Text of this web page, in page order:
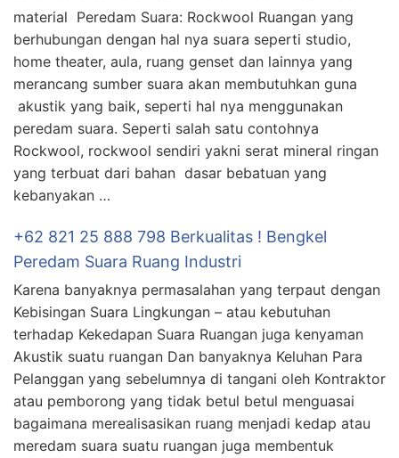
material Peredam Suara: Rockwool Ruangan yang
berhubungan dengan hal nya suara seperti studio,
home theater, aula, ruang genset dan lainnya yang
merancang sumber suara akan membutuhkan guna
akustik yang baik, seperti hal nya menggunakan
peredam suara. Seperti salah satu contohnya
Rockwool, rockwool sendiri yakni serat mineral ringan
yang terbuat dari bahan dasar bebatuan yang
kebanyakan …
+62 821 25 888 798 Berkualitas ! Bengkel
Peredam Suara Ruang Industri
Karena banyaknya permasalahan yang terpaut dengan
Kebisingan Suara Lingkungan – atau kebutuhan
terhadap Kekedapan Suara Ruangan juga kenyaman
Akustik suatu ruangan Dan banyaknya Keluhan Para
Pelanggan yang sebelumnya di tangani oleh Kontraktor
atau pemborong yang tidak betul betul menguasai
bagaimana merealisasikan ruang menjadi kedap atau
meredam suara suatu ruangan juga membentuk